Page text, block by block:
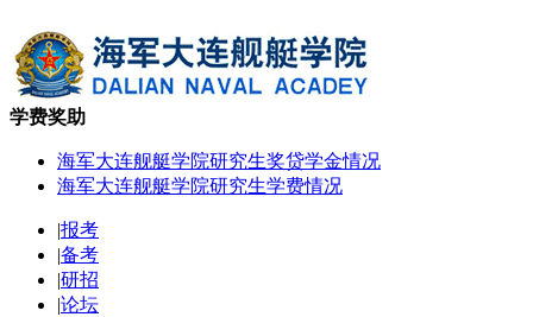
学费奖助
海军大连舰艇学院研究生奖贷学金情况
海军大连舰艇学院研究生学费情况
|报考
|备考
|研招
|论坛